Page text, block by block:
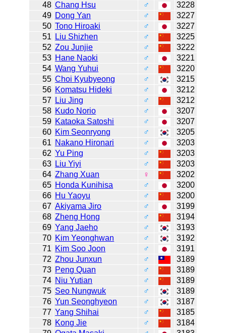
48 Chang Hsu ♂
3228
49 Dong Yan ♂
3227
50 Tono Hiroaki ♂
3227
51
Liu Shizhen ♂
3225
52 Zou Junjie ♂
3222
53 Hane Naoki ♂
3221
54 Wang Yuhui ♂
3220
55 Choi Kyubyeong ♂
3215
56 Komatsu Hideki ♂
3212
57
Liu Jing ♂
3212
58 Kudo Norio ♂
3207
59 Kataoka Satoshi ♂
3207
60 Kim Seonryong ♂
3205
61 Nakano Hironari ♂
3203
62 Yu Ping ♂
3203
63 Liu Yiyi ♂
3203
64 Zhang Xuan ♀
3202
65 Honda Kunihisa ♂
3200
66 Hu Yaoyu ♂
3200
67 Akiyama Jiro ♂
3199
68 Zheng Hong ♂
3194
69 Yang Jaeho ♂
3193
70 Kim Yeonghwan ♂
3192
71 Kim Soo Joon ♂
3191
72 Zhou Junxun ♂
3189
73 Peng Quan ♂
3189
74 Niu Yutian ♂
3189
75 Seo Nungwuk ♂
3189
76 Yun Seonghyeon ♂
3187
77 Yang Shihai ♂
3185
78 Kong Jie ♂
3184